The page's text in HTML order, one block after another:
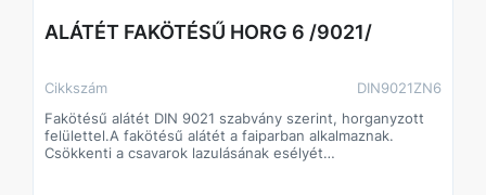
ALÁTÉT FAKÖTÉSŰ HORG 6 /9021/
Cikkszám
DIN9021ZN6
Fakötésű alátét DIN 9021 szabvány szerint, horganyzott
felülettel.A fakötésű alátét a faiparban alkalmaznak.
Csökkenti a csavarok lazulásának esélyét